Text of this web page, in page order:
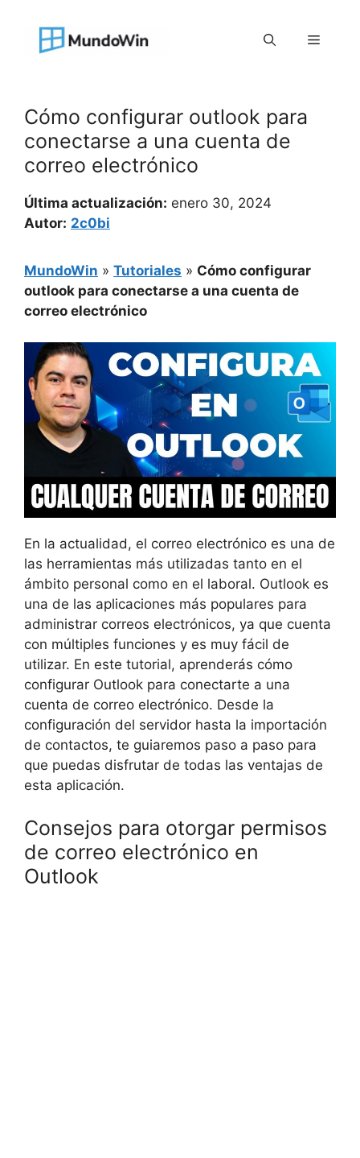
contenido
Menú
Cómo configurar outlook para
conectarse a una cuenta de
correo electrónico
Última actualización: enero 30, 2024
Autor: 2c0bi
MundoWin » Tutoriales » Cómo configurar
outlook para conectarse a una cuenta de
correo electrónico
En la actualidad, el correo electrónico es una de
las herramientas más utilizadas tanto en el
ámbito personal como en el laboral. Outlook es
una de las aplicaciones más populares para
administrar correos electrónicos, ya que cuenta
con múltiples funciones y es muy fácil de
utilizar. En este tutorial, aprenderás cómo
configurar Outlook para conectarte a una
cuenta de correo electrónico. Desde la
configuración del servidor hasta la importación
de contactos, te guiaremos paso a paso para
que puedas disfrutar de todas las ventajas de
esta aplicación.
Consejos para otorgar permisos
de correo electrónico en
Outlook